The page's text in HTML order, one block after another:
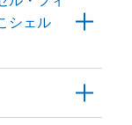
シェル